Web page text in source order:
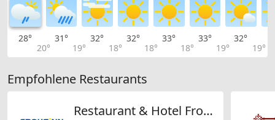
28°
20°
31°
19°
32°
18°
32°
18°
33°
18°
33°
19°
32°
19°
Empfohlene Restaurants
Restaurant & Hotel Frohsinn AG